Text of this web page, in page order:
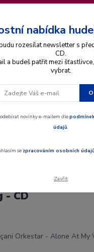
13.8. čerpám
objednávek se
14.8.2026 🐋
293
Koçani Orkestar - Alone At
- Alone
- CD
nabídka
rozesílat newsletter s
CD.
a budeš patřit mezi
vybrat.
odebírat novinky e-mailem dle
údajů.
se zpracováním osobních údajů
Zavřít